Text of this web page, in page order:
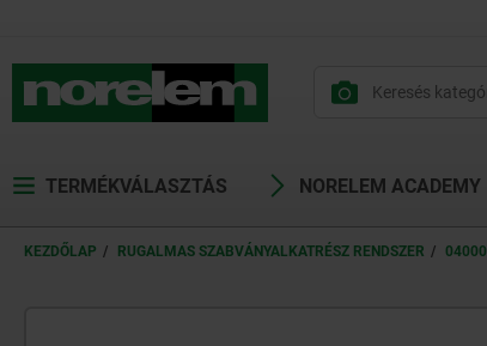
TERMÉKVÁLASZTÁS NORELEM ACADEMY
KEZDŐLAP RUGALMAS SZABVÁNYALKATRÉSZ RENDSZER 04000